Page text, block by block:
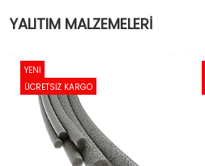
YALITIM MALZEMELERI
YENİ
ÜCRETSİZ KARGO